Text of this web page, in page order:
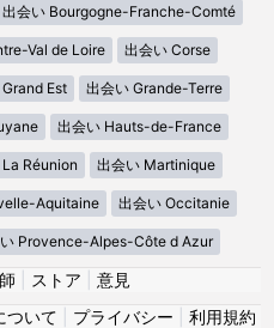
出会い Bourgogne-Franche-Comté
Val de Loire 出会い Corse
Est 出会い Grande-Terre
出会い Hauts-de-France
Réunion 出会い Martinique
Aquitaine 出会い Occitanie
Provence-Alpes-Côte d Azur
ストア
意見
ついて プライバシー
利用規約